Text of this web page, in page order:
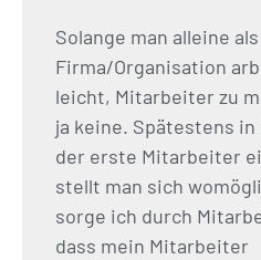
Solange man alleine
Firma/Organisation
leicht, Mitarbeiter zu
ja keine. Spätestens
der erste Mitarbeiter
stellt man sich
sorge ich durch
dass mein Mitarbeiter